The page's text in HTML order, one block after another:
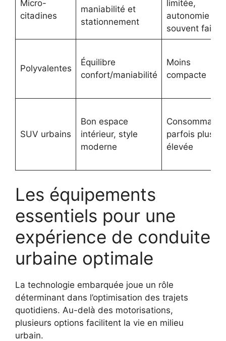
Micro-
citadines
maniabilité et
stationnement
limitée,
autonomie
souvent faible
Polyvalentes
Équilibre
confort/maniabilité
Moins
compacte
SUV urbains
Bon espace
intérieur, style
moderne
parfois plus
élevée
Les équipements
essentiels pour une
expérience de conduite
urbaine optimale
La technologie embarquée joue un rôle
déterminant dans l’optimisation des trajets
quotidiens. Au-delà des motorisations,
plusieurs options facilitent la vie en milieu
urbain.